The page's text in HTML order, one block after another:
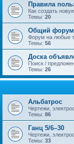
Правила
Как создать
Темы: 20
Общий форум
Форум на любые
Темы: 56
Доска
Поиск /
Темы: 26
Альбатрос
Чертежи,
Темы: 86
Ганц 5/6–30
Чертежи,
Темы: 33